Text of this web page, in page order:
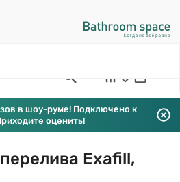
в шоу-руме! Подключено к
оценить!
Exafill,